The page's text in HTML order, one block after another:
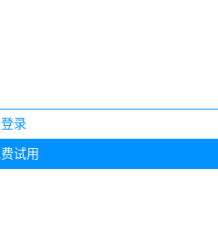
登录
试用